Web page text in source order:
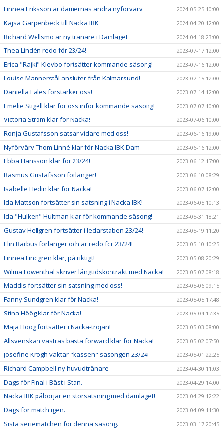
Linnea Eriksson är damernas andra nyförvärv 2024-05-25 10:00
Kajsa Garpenbeck till Nacka IBK 2024-04-20 12:00
Richard Wellsmo är ny tränare i Damlaget 2024-04-18 23:00
Thea Lindén redo för 23/24! 2023-07-17 12:00
Erica "Rajki" Klevbo fortsätter kommande säsong! 2023-07-16 12:00
Louise Mannerstål ansluter från Kalmarsund! 2023-07-15 12:00
Daniella Eales förstärker oss! 2023-07-14 12:00
Emelie Stigell klar för oss inför kommande säsong! 2023-07-07 10:00
Victoria Ström klar för Nacka! 2023-07-06 10:00
Ronja Gustafsson satsar vidare med oss! 2023-06-16 19:00
Nyförvärv Thom Linné klar för Nacka IBK Dam 2023-06-16 12:00
Ebba Hansson klar för 23/24! 2023-06-12 17:00
Rasmus Gustafsson förlänger! 2023-06-10 08:29
Isabelle Hedin klar för Nacka! 2023-06-07 12:00
Ida Mattson fortsätter sin satsning i Nacka IBK! 2023-06-05 10:13
Ida "Hulken" Hultman klar för kommande säsong! 2023-05-31 18:21
Gustav Hellgren fortsätter i ledarstaben 23/24! 2023-05-19 11:20
Elin Barbus förlänger och är redo för 23/24! 2023-05-10 10:25
Linnea Lindgren klar, på riktigt! 2023-05-08 20:29
Wilma Löwenthal skriver långtidskontrakt med Nacka! 2023-05-07 08:18
Maddis fortsätter sin satsning med oss! 2023-05-06 09:15
Fanny Sundgren klar för Nacka! 2023-05-05 17:48
Stina Höög klar för Nacka! 2023-05-04 17:35
Maja Höög fortsätter i Nacka-tröjan! 2023-05-03 08:00
Allsvenskan västras bästa forward klar för Nacka! 2023-05-02 07:50
Josefine Krogh vaktar "kassen" säsongen 23/24! 2023-05-01 22:25
Richard Campbell ny huvudtränare 2023-04-30 11:03
Dags för Final i Bäst i Stan. 2023-04-29 14:00
Nacka IBK påbörjar en storsatsning med damlaget! 2023-04-29 12:22
Dags för match igen. 2023-04-09 11:30
Sista seriematchen för denna säsong. 2023-03-17 20:45